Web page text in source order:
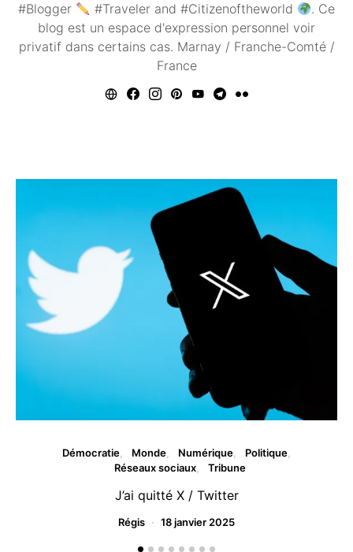
#Blogger
#Traveler and #Citizenoftheworld
. Ce
blog est un espace d'expression personnel voir
privatif dans certains cas. Marnay / Franche-Comté /
France
Démocratie Monde Numérique
Politique
Réseaux sociaux
Tribune
J’ai quitté X / Twitter
Régis 18 janvier 2025